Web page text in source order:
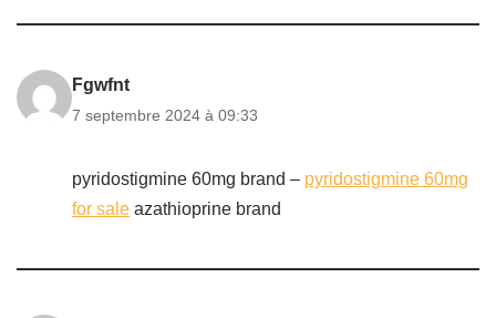
Fgwfnt
7 septembre 2024 à 09:33
pyridostigmine 60mg brand – pyridostigmine 60mg
for sale azathioprine brand